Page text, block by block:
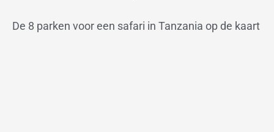
De 8 parken voor een safari in Tanzania op de kaart